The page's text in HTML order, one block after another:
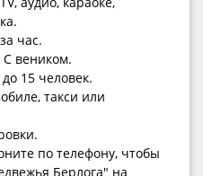
час.
С веником.
15 человек.
такси или
по телефону, чтобы
Берлога" на